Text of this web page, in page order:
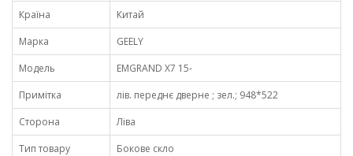
Країна
Китай
Марка
GEELY
Модель
EMGRAND X7 15-
Примітка
лів. переднє дверне ; зел.; 948*522
Сторона
Ліва
Тип товару
Бокове скло